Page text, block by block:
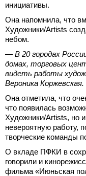
инициативы.
Она напомнила, что
Художники/Artists
небом.
— В 20 городах
домах, торговых
видеть работы
Вероника Коржевская.
Она отметила, что
что появилась
Художники/Artists, но
невероятную работу,
творческие команды
О вкладе ПФКИ в
говорили и
фильма «Июньская